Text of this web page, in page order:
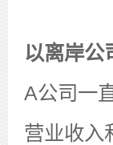
以离岸公
A公司一
营业收入